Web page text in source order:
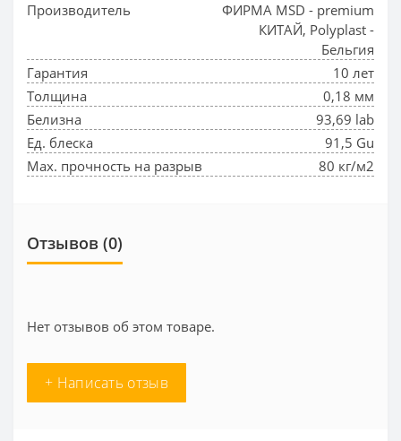
Производитель
ФИРМА MSD - premium
КИТАЙ, Polyplast -
Бельгия
Гарантия
10 лет
Толщина
0,18 мм
Белизна
93,69 lab
Ед. блеска
91,5 Gu
Max. прочность на разрыв
80 кг/м2
Отзывов (0)
Нет отзывов об этом товаре.
+ Написать отзыв